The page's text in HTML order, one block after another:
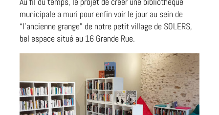
municipale a muri pour enfin voir le jour au sein de
“l’ancienne grange” de notre petit village de SOLERS,
bel espace situé au 16 Grande Rue.